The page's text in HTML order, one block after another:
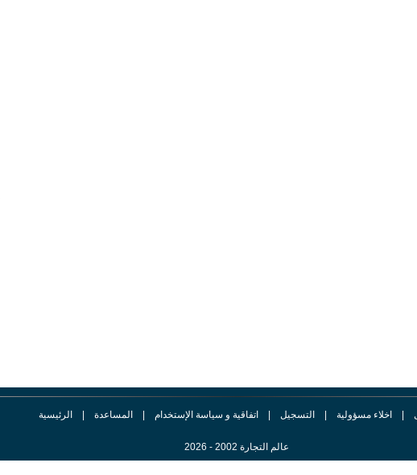
اخلاء مسؤولية التسجيل اتفاقية و سياسة الإستخدام المساعدة الرئيسية
عالم التجارة 2002 - 2026